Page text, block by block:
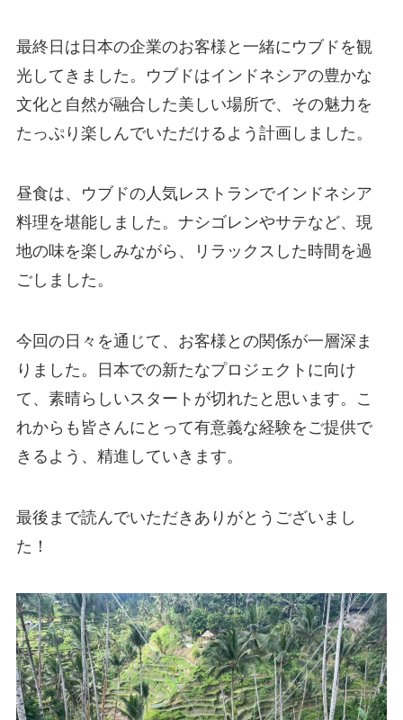
最終日は日本の企業のお客様と一緒にウブドを観
光してきました。ウブドはインドネシアの豊かな
文化と自然が融合した美しい場所で、その魅力を
たっぷり楽しんでいただけるよう計画しました。
昼食は、ウブドの人気レストランでインドネシア
料理を堪能しました。ナシゴレンやサテなど、現
地の味を楽しみながら、リラックスした時間を過
ごしました。
今回の日々を通じて、お客様との関係が一層深ま
りました。日本での新たなプロジェクトに向け
て、素晴らしいスタートが切れたと思います。こ
れからも皆さんにとって有意義な経験をご提供で
きるよう、精進していきます。
最後まで読んでいただきありがとうございまし
た！